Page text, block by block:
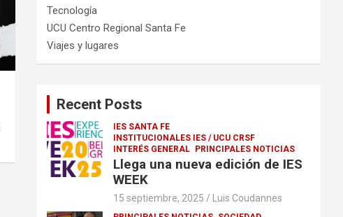
Tecnología
UCU Centro Regional Santa Fe
Viajes y lugares
Recent Posts
IES SANTA FE
INSTITUCIONALES IES / UCU CRSF
INTERÉS GENERAL PRINCIPALES NOTICIAS
Llega una nueva edición de IES
WEEK
15 septiembre, 2025 Luis Coudannes